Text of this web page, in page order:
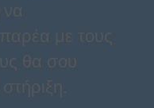
να
με τους
θα σου